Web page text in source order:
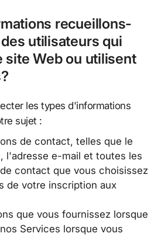
recueillons-
utilisateurs qui
site Web ou utilisent
les types d'informations
sujet :
de contact, telles que le
l'adresse e-mail et toutes les
contact que vous choisissez
de votre inscription aux
que vous fournissez lorsque
Services lorsque vous